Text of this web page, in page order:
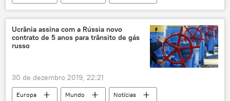
Alemanha
Ano Novo
Angela Merkel
mudança climática
meio-ambiente
aquecimento global
Ucrânia assina com a Rússia novo
contrato de 5 anos para trânsito de gás
russo
30 de dezembro 2019, 22:21
Europa Mundo
Notícias